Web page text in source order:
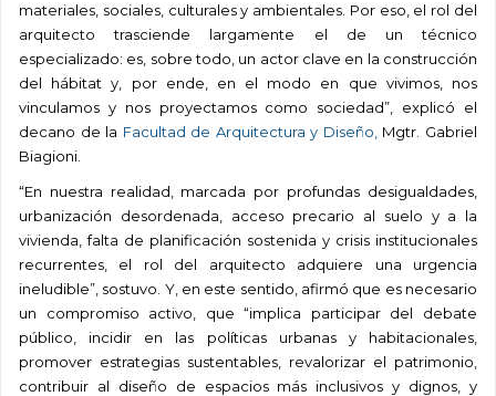
materiales, sociales, culturales y ambientales. Por eso, el rol del
arquitecto trasciende largamente el de un técnico
especializado: es, sobre todo, un actor clave en la construcción
del hábitat y, por ende, en el modo en que vivimos, nos
vinculamos y nos proyectamos como sociedad”, explicó el
decano de la Facultad de Arquitectura y Diseño, Mgtr. Gabriel
Biagioni.
“En nuestra realidad, marcada por profundas desigualdades,
urbanización desordenada, acceso precario al suelo y a la
vivienda, falta de planificación sostenida y crisis institucionales
recurrentes, el rol del arquitecto adquiere una urgencia
ineludible”, sostuvo. Y, en este sentido, afirmó que es necesario
un compromiso activo, que “implica participar del debate
público, incidir en las políticas urbanas y habitacionales,
promover estrategias sustentables, revalorizar el patrimonio,
contribuir al diseño de espacios más inclusivos y dignos, y